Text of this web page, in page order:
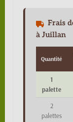
Frais
à Juillan
Quantité
1
palette
2
palettes